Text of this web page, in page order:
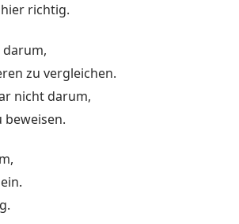
richtig.
darum,
zu vergleichen.
nicht darum,
beweisen.